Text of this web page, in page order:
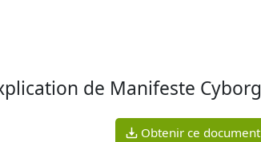
de Manifeste Cyborg
Obtenir ce document